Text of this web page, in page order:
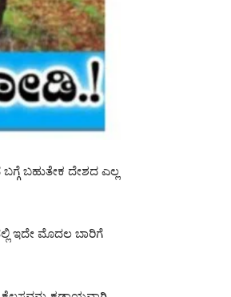
ಬಹುತೇಕ ದೇಶದ ಎಲ್ಲ
ಇದೇ ಮೊದಲ ಬಾರಿಗೆ